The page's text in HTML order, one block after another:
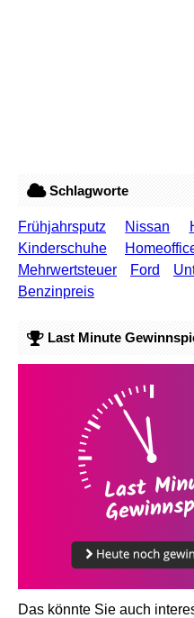
Schlagworte
Frühjahrsputz Nissan
Kinderschuhe
Mehrwertsteuer
Ford
Benzinpreis
Last Minute
Das könnte Sie auch